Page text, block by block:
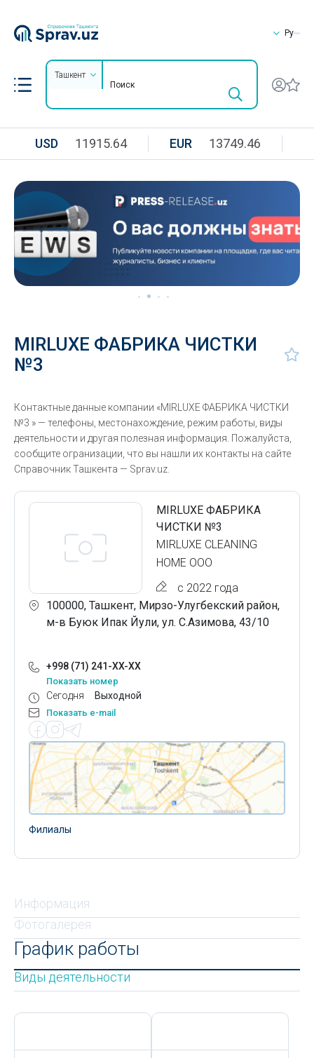
Ру
Ташкент
USD 11915.64 EUR 13749.46
MIRLUXE ФАБРИКА ЧИСТКИ
№3
Контактные данные компании «MIRLUXE ФАБРИКА ЧИСТКИ
№3 » — телефоны, местонахождение, режим работы, виды
деятельности и другая полезная информация. Пожалуйста,
сообщите огранизации, что вы нашли их контакты на сайте
Справочник Ташкента — Sprav.uz.
MIRLUXE ФАБРИКА
ЧИСТКИ №3
MIRLUXE CLEANING
HOME ООО
с 2022 года
100000, Ташкент, Мирзо-Улугбекский район,
м-в Буюк Ипак Йули, ул. С.Азимова, 43/10
+998 (71) 241-XX-XX
Показать номер
Сегодня Выходной
Показать e-mail
Филиалы
Информация
Фотогалерея
График работы
Виды деятельности